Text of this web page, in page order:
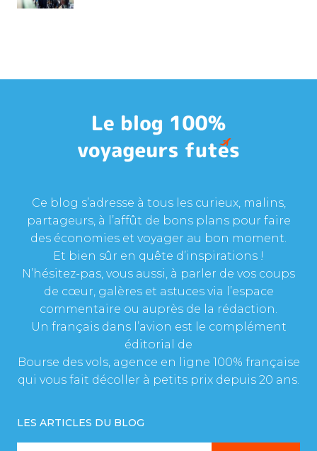
Ce blog s’adresse à tous les curieux, malins,
partageurs, à l’affût de bons plans pour faire
des économies et voyager au bon moment.
Et bien sûr en quête d’inspirations !
N’hésitez-pas, vous aussi, à parler de vos coups
de cœur, galères et astuces via l’espace
commentaire ou auprès de la rédaction.
Un français dans l’avion est le complément
éditorial de
Bourse des vols, agence en ligne 100% française
qui vous fait décoller à petits prix depuis 20 ans.
LES ARTICLES DU BLOG